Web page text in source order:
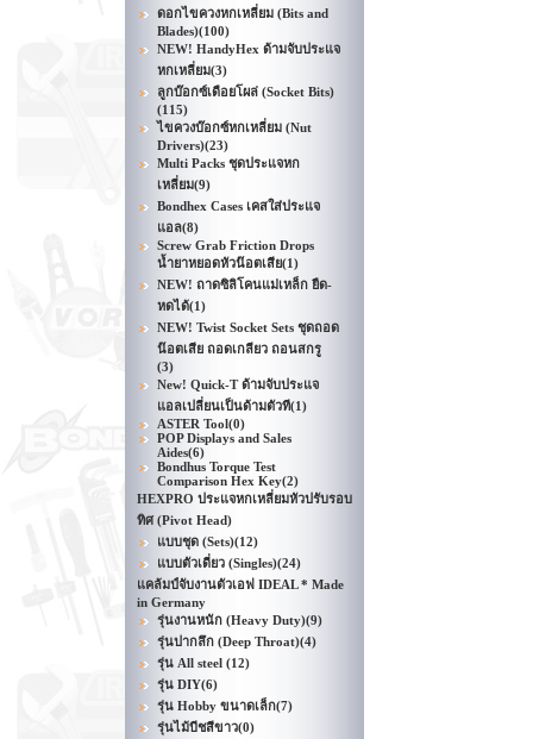
ดอกไขควงหกเหลี่ยม (Bits and
Blades)(100)
NEW! HandyHex ด้ามจับประแจ
หกเหลี่ยม(3)
ลูกบ๊อกซ์เดือยโผล่ (Socket Bits)
(115)
ไขควงบ๊อกซ์หกเหลี่ยม (Nut
Drivers)(23)
Multi Packs ชุดประแจหก
เหลี่ยม(9)
Bondhex Cases เคสใส่ประแจ
แอล(8)
Screw Grab Friction Drops
น้ำยาหยอดหัวน๊อตเสีย(1)
NEW! ถาดซิลิโคนแม่เหล็ก ยืด-
หดได้(1)
NEW! Twist Socket Sets ชุดถอด
น๊อตเสีย ถอดเกลียว ถอนสกรู
(3)
New! Quick-T ด้ามจับประแจ
แอลเปลี่ยนเป็นด้ามตัวที(1)
ASTER Tool(0)
POP Displays and Sales
Aides(6)
Bondhus Torque Test
Comparison Hex Key(2)
HEXPRO ประแจหกเหลี่ยมหัวปรับรอบ
ทิศ (Pivot Head)
แบบชุด (Sets)(12)
แบบตัวเดี่ยว (Singles)(24)
แคล้มป์จับงานตัวเอฟ IDEAL * Made
in Germany
รุ่นงานหนัก (Heavy Duty)(9)
รุ่นปากลึก (Deep Throat)(4)
รุ่น All steel (12)
รุ่น DIY(6)
รุ่น Hobby ขนาดเล็ก(7)
รุ่นไม้บีชสีขาว(0)